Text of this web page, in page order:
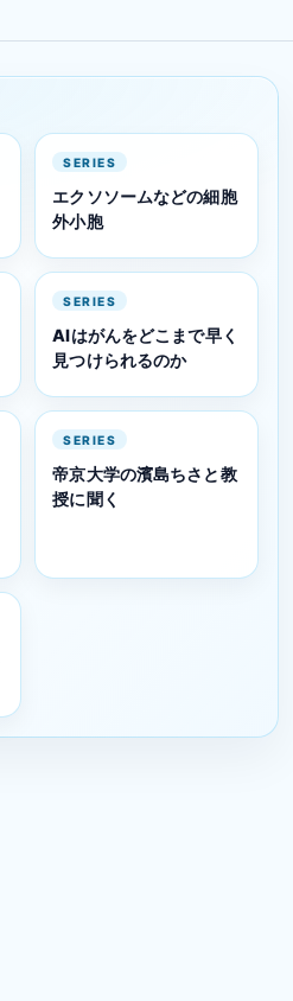
SERIES
エクソソームなどの細胞
外小胞
SERIES
AIはがんをどこまで早く
見つけられるのか
SERIES
帝京大学の濱島ちさと教
授に聞く